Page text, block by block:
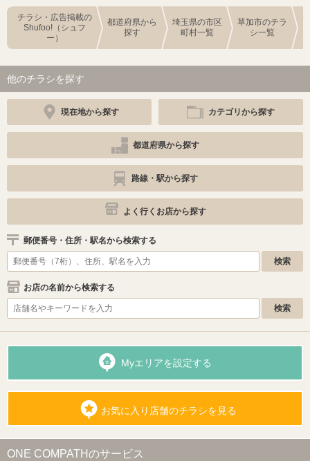
チラシ・広告掲載の
Shufoo!（シュフ
ー）
都道府県から
探す
埼玉県の市区
町村一覧
草加市のチラ
シ一覧
他のチラシを探す
現在地から探す カテゴリから探す
都道府県から探す
路線・駅から探す
よく行くお店から探す
郵便番号・住所・駅名から検索する
お店の名前から検索する
Myエリアを設定する
お気に入り店舗のチラシを見る
ONE COMPATHのサービス